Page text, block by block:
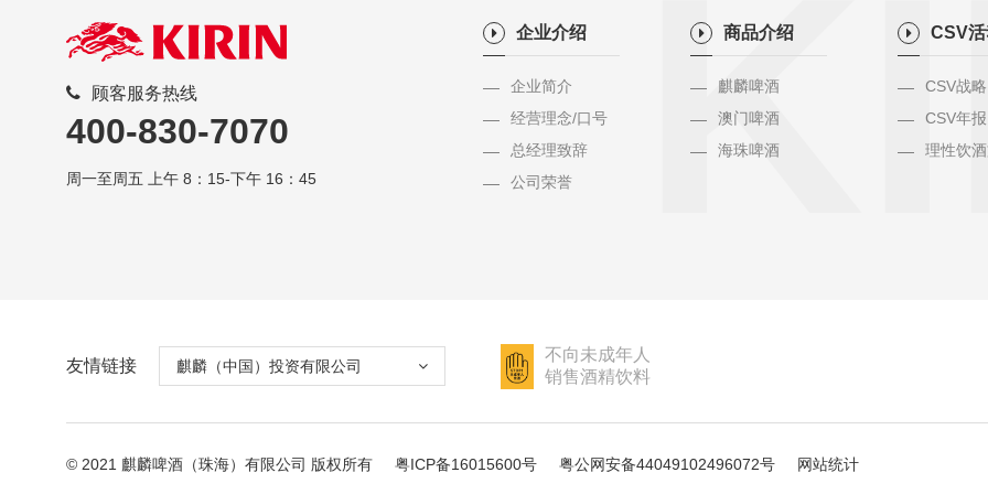
顾客服务热线
400-830-7070
周一至周五 上午 8：15-下午 16：45
企业介绍
企业简介
经营理念/口号
总经理致辞
公司荣誉
商品介绍
麒麟啤酒
澳门啤酒
海珠啤酒
CSV
CSV战略
CSV年报
理性饮
友情链接 麒麟（中国）投资有限公司
不向未成年人
销售酒精饮料
© 2021 麒麟啤酒（珠海）有限公司 版权所有 粤ICP备16015600号 粤公网安备44049102496072号 网站统计